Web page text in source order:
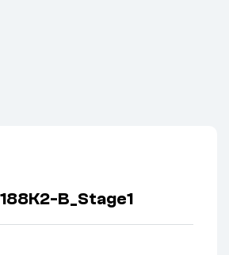
B_Stage1